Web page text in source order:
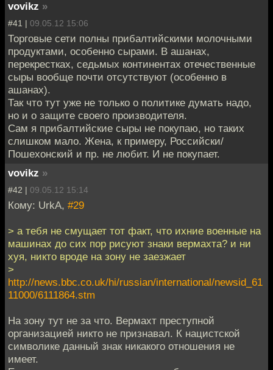
vovikz »
#41 | 09.05.12 15:06
Торговые сети полны прибалтийскими молочными
продуктами, особенно сырами. В ашанах,
перекрестках, седьмых континентах отечественные
сыры вообще почти отсутствуют (особенно в
ашанах).
Так что тут уже не только о политике думать надо,
но и о защите своего производителя.
Сам я прибалтийские сыры не покупаю, но таких
слишком мало. Жена, к примеру, Российски/
Пошехонский и пр. не любит. И не покупает.
vovikz »
#42 | 09.05.12 15:14
Кому: UrkA, #29
> а тебя не смущает тот факт, что ихние военные на
машинах до сих пор рисуют знаки вермахта? и ни
хуя, никто вроде на зону не заезжает
>
http://news.bbc.co.uk/hi/russian/international/newsid_61
11000/6111864.stm
На зону тут не за что. Вермахт преступной
организацией никто не признавал. К нацистской
символике данный знак никакого отношения не
имеет.